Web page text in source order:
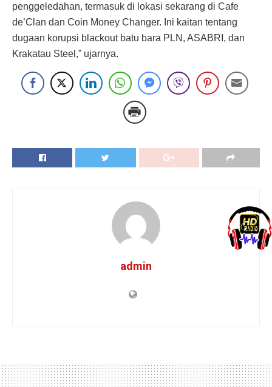
penggeledahan, termasuk di lokasi sekarang di Cafe
de’Clan dan Coin Money Changer. Ini kaitan tentang
dugaan korupsi blackout batu bara PLN, ASABRI, dan
Krakatau Steel,” ujarnya.
admin